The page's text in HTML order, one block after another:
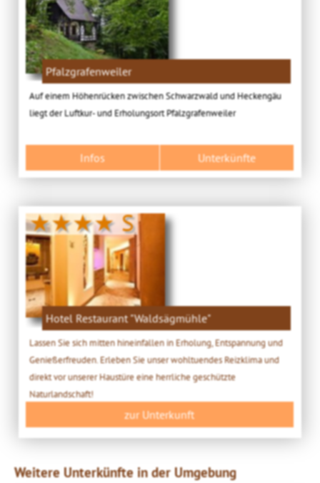
Pfalzgrafenweiler
Auf einem Höhenrücken zwischen Schwarzwald und Heckengäu
liegt der Luftkur- und Erholungsort Pfalzgrafenweiler
Infos Unterkünfte
★★★★ S
Hotel Restaurant "Waldsägmühle"
Lassen Sie sich mitten hineinfallen in Erholung, Entspannung und
Genießerfreuden. Erleben Sie unser wohltuendes Reizklima und
direkt vor unserer Haustüre eine herrliche geschützte
Naturlandschaft!
zur Unterkunft
Weitere Unterkünfte in der Umgebung